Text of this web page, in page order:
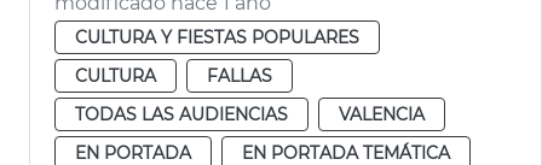
CULTURA Y FIESTAS POPULARES
CULTURA
FALLAS
TODAS LAS AUDIENCIAS
VALENCIA
EN PORTADA
EN PORTADA TEMÁTICA